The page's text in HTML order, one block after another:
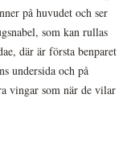
på huvudet och ser
som kan rullas
där är första benparet
undersida och på
vingar som när de vilar